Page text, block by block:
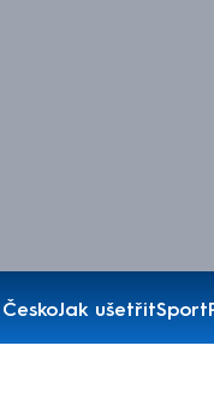
Jak ušetřitSport